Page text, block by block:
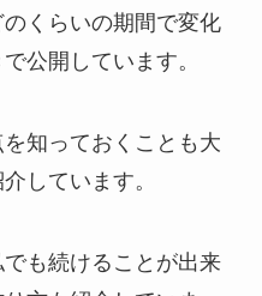
くらいの期間で変化
公開しています。
知っておくことも大
しています。
も続けることが出来